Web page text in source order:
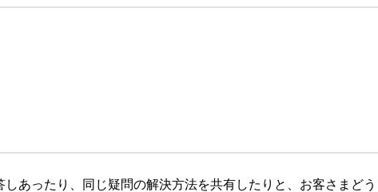
あったり、同じ疑問の解決方法を共有したりと、お客さまど